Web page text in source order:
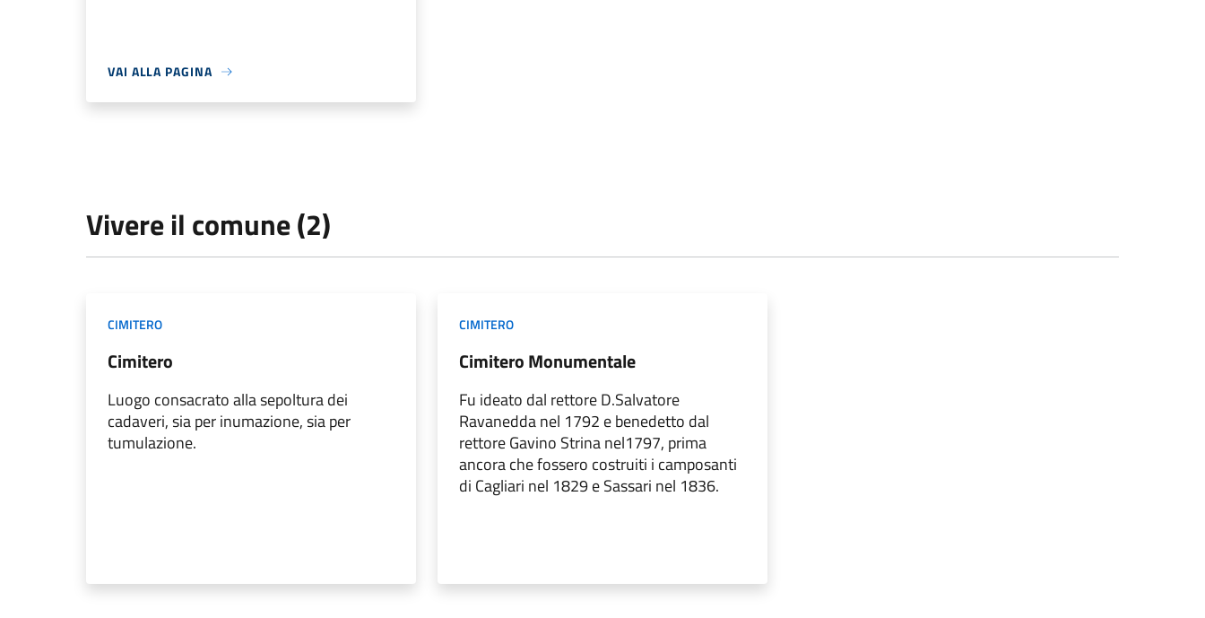
VAI ALLA PAGINA
Vivere il comune (2)
CIMITERO
Cimitero
Luogo consacrato alla sepoltura dei
cadaveri, sia per inumazione, sia per
tumulazione.
CIMITERO
Cimitero Monumentale
Fu ideato dal rettore D.Salvatore
Ravanedda nel 1792 e benedetto dal
rettore Gavino Strina nel1797, prima
ancora che fossero costruiti i camposanti
di Cagliari nel 1829 e Sassari nel 1836.